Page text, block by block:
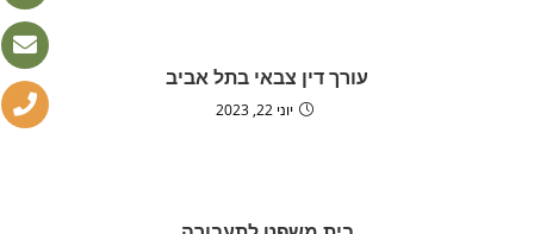
עורך דין צבאי בתל אביב
יוני 22, 2023